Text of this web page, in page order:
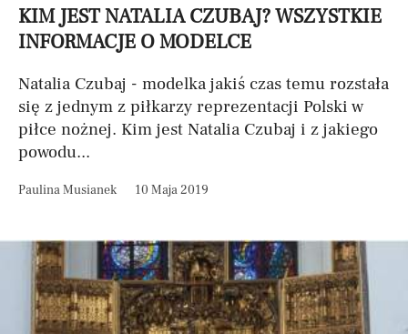
KIM JEST NATALIA CZUBAJ? WSZYSTKIE
INFORMACJE O MODELCE
Natalia Czubaj - modelka jakiś czas temu rozstała
się z jednym z piłkarzy reprezentacji Polski w
piłce nożnej. Kim jest Natalia Czubaj i z jakiego
powodu...
Paulina Musianek 10 Maja 2019